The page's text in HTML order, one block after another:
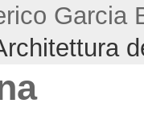
Garcia